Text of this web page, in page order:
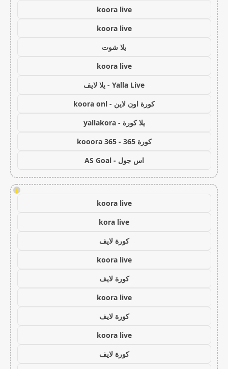
koora live
koora live
يلا شوت
koora live
Yalla Live - يلا لايف
كورة اون لاين - koora onl
يلا كورة - yallakora
كورة 365 - kooora 365
اس جول - AS Goal
!
koora live
kora live
كورة لايف
koora live
كورة لايف
koora live
كورة لايف
koora live
كورة لايف